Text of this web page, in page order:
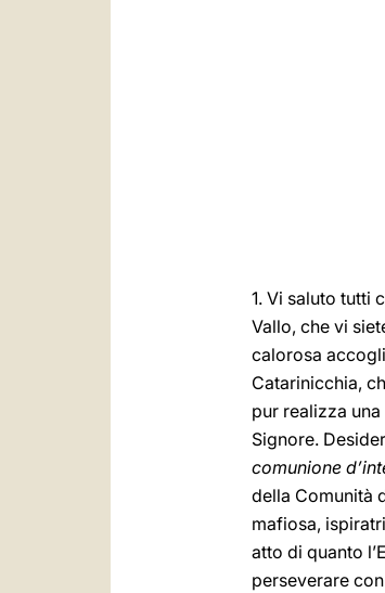
1. Vi saluto tutti
Vallo, che vi
calorosa
Catarinicchia,
pur realizza
Signore.
comunione
della Comunità
mafiosa,
atto di quanto
perseverare